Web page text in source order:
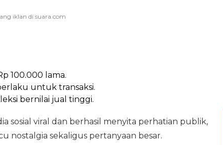
100.000 lama.
untuk transaksi.
bernilai jual tinggi.
sosial viral dan berhasil menyita perhatian publik,
nostalgia sekaligus pertanyaan besar.